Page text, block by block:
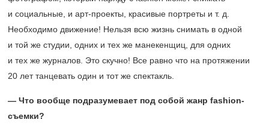
и социальные, и арт-проекты, красивые портреты и т. д.
Необходимо движение! Нельзя всю жизнь снимать в одной
и той же студии, одних и тех же манекенщиц, для одних
и тех же журналов. Это скучно! Все равно что на протяжении
20 лет танцевать один и тот же спектакль.
— Что вообще подразумевает под собой жанр fashion-
съемки?